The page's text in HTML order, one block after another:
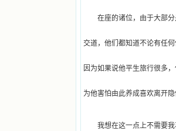
在座的诸位，由于大部
交道，他们都知道不论有任
因为如果说他平生旅行很多
为他害怕由此养成喜欢离开
我想在这一点上不需要